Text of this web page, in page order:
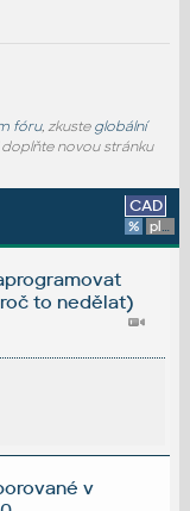
fóru, zkuste globální
novou stránku
CAD
% platforma
to nedělat)
v